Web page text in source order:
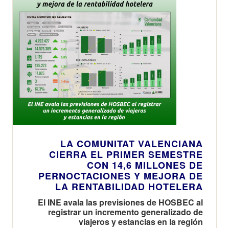
LA COMUNITAT VALENCIANA
CIERRA EL PRIMER SEMESTRE
CON 14,6 MILLONES DE
PERNOCTACIONES Y MEJORA DE
LA RENTABILIDAD HOTELERA
El INE avala las previsiones de HOSBEC al
registrar un incremento generalizado de
viajeros y estancias en la región